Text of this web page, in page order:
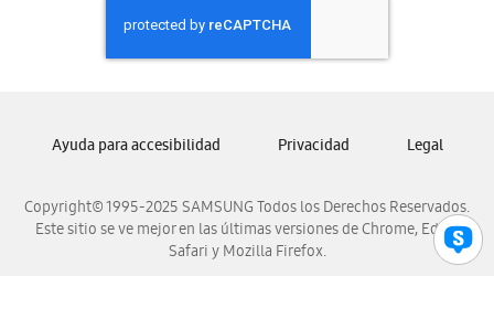
Samsung Nicaragua
Samsung Panamá
Samsung Venezuela
Copyright© 1995-2025 SAMSUNG Todos los Derechos Reservados.
Este sitio se ve mejor en las últimas versiones de Chrome, Edge,
Safari y Mozilla Firefox.
Ayuda para accesibilidad Privacidad Legal